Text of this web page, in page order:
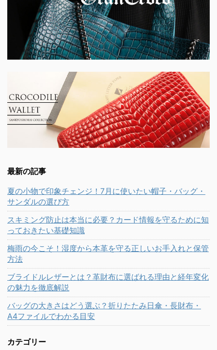
最新の記事
夏の小物で印象チェンジ！7月に使いたい帽子・バッグ・
サンダルの選び方
スキミング防止は本当に必要？カード情報を守るために知
っておきたい基礎知識
梅雨の今こそ！湿度から本革を守る正しいお手入れと保管
方法
ブライドルレザーとは？革財布に選ばれる理由と経年変化
の魅力を徹底解説
バッグの大きさはどう選ぶ？折りたたみ日傘・長財布・
A4ファイルでわかる目安
カテゴリー